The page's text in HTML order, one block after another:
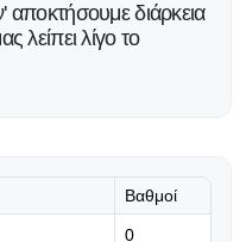
αποκτήσουμε διάρκεια
λείπει λίγο το
Βαθμοί
0